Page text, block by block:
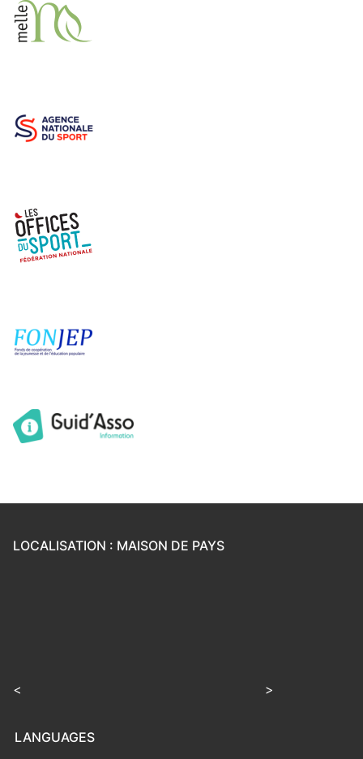
LOCALISATION : MAISON DE PAYS
< >
LANGUAGES